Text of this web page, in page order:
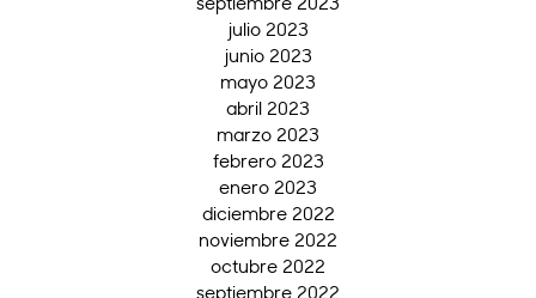
julio 2023
junio 2023
mayo 2023
abril 2023
marzo 2023
febrero 2023
enero 2023
diciembre 2022
noviembre 2022
octubre 2022
septiembre 2022